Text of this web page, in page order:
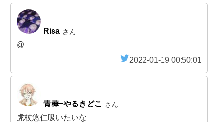
Risa さん
@
2022-01-19 00:50:01
青樺=やるきどこ さん
虎杖悠仁吸いたいな